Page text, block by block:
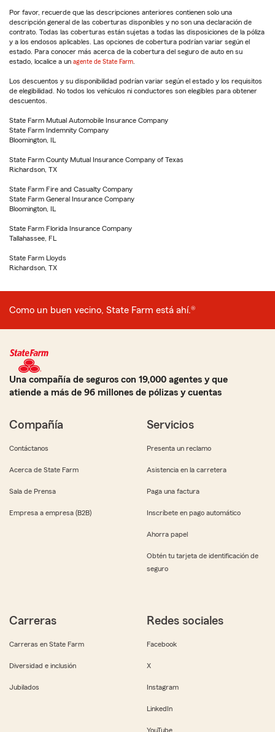
Por favor, recuerde que las descripciones anteriores contienen solo una
descripción general de las coberturas disponibles y no son una declaración de
contrato. Todas las coberturas están sujetas a todas las disposiciones de la póliza
y a los endosos aplicables. Las opciones de cobertura podrían variar según el
estado. Para conocer más acerca de la cobertura del seguro de auto en su
estado, localice a un agente de State Farm
Los descuentos y su disponibilidad podrían variar según el estado y los requisitos
de elegibilidad. No todos los vehículos ni conductores son elegibles para obtener
descuentos.
State Farm Mutual Automobile Insurance Company
State Farm Indemnity Company
Bloomington, IL
State Farm County Mutual Insurance Company of Texas
Richardson, TX
State Farm Fire and Casualty Company
State Farm General Insurance Company
Bloomington, IL
State Farm Florida Insurance Company
Tallahassee, FL
State Farm Lloyds
Richardson, TX
Como un buen vecino, State Farm está ahí.®
Una compañía de seguros con 19,000 agentes y que
atiende a más de 96 millones de pólizas y cuentas
Compañía
Contáctanos
Acerca de State Farm
Sala de Prensa
Empresa a empresa (B2B)
Servicios
Presenta un reclamo
Asistencia en la carretera
Paga una factura
Inscríbete en pago automático
Ahorra papel
Obtén tu tarjeta de identificación de
seguro
Carreras
Carreras en State Farm
Diversidad e inclusión
Jubilados
Redes sociales
Facebook
X
Instagram
LinkedIn
YouTube